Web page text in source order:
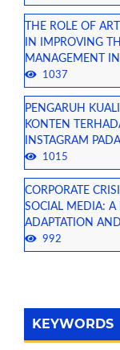
THE ROLE OF
IN IMPROVING
MANAGEMENT
1037
PENGARUH
KONTEN
INSTAGRAM
1015
CORPORATE
SOCIAL MEDIA: A
ADAPTATION
992
KEYWORDS